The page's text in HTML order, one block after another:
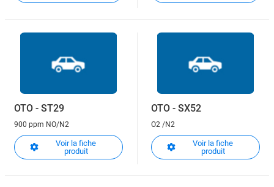
OTO - ST29
900 ppm NO/N2
Voir la fiche
produit
OTO - SX52
O2 /N2
Voir la fiche
produit